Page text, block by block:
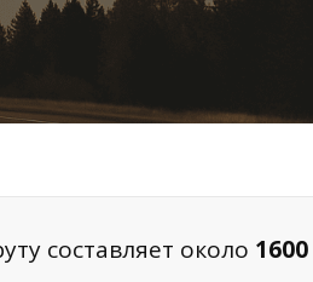
составляет около 1600